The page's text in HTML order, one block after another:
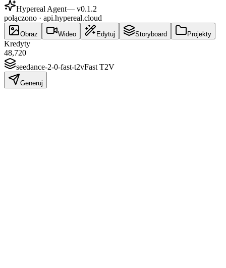
Hypereal Agent— v0.1.2
połączono · api.hypereal.cloud
Obraz Wideo Edytuj Storyboard Projekty
Kredyty
48,720
seedance-2-0-fast-t2vFast T2V
Generuj